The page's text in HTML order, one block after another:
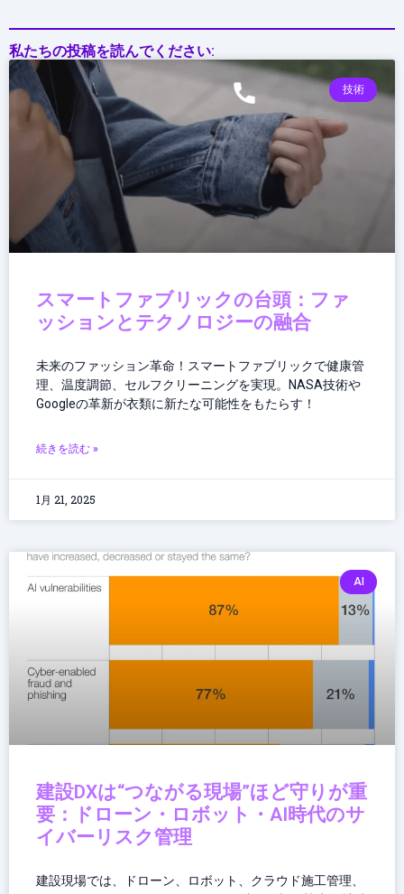
私たちの投稿を読んでください:
技術
スマートファブリックの台頭：ファ
ッションとテクノロジーの融合
未来のファッション革命！スマートファブリックで健康管
理、温度調節、セルフクリーニングを実現。NASA技術や
Googleの革新が衣類に新たな可能性をもたらす！
続きを読む »
1月 21, 2025
AI
建設DXは“つながる現場”ほど守りが重
要：ドローン・ロボット・AI時代のサ
イバーリスク管理
建設現場では、ドローン、ロボット、クラウド施工管理、